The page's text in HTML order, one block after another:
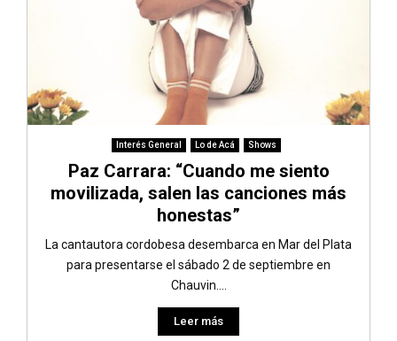
Interés General Lo de Acá Shows
Paz Carrara: “Cuando me siento
movilizada, salen las canciones más
honestas”
La cantautora cordobesa desembarca en Mar del Plata
para presentarse el sábado 2 de septiembre en
Chauvin....
Leer más